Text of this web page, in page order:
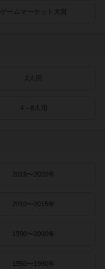
ゲームマーケット大賞
2人用
4～8人用
2019〜2020年
2010〜2015年
1990〜2000年
1950〜1980年